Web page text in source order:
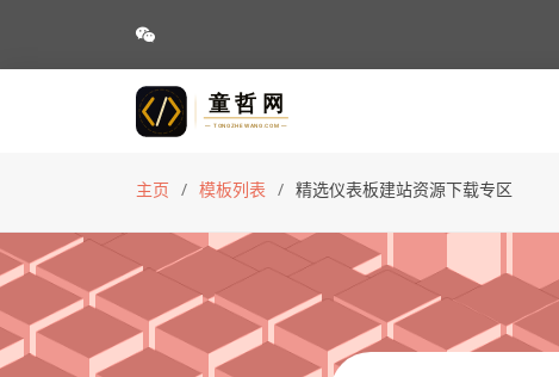
主页 模板列表 精选仪表板建站资源下载专区